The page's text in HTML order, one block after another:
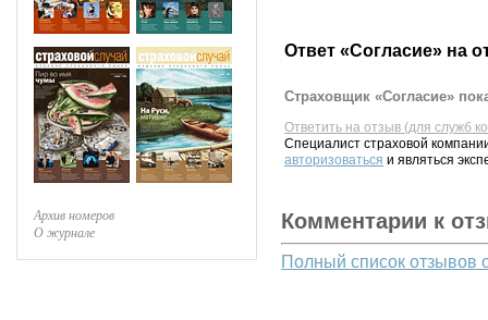
Архив номеров
О журнале
Ответ «Согласие» на
Страховщик «Согласие»
Ответить на отзыв (для служб
Специалист страховой
авторизоваться и являться
Комментарии к
Полный список отзывов